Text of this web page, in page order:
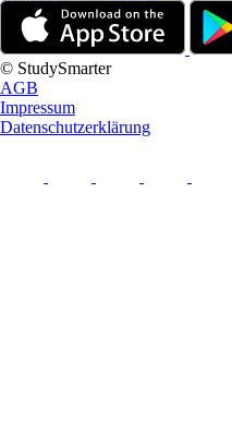
© StudySmarter
AGB
Impressum
Datenschutzerklärung